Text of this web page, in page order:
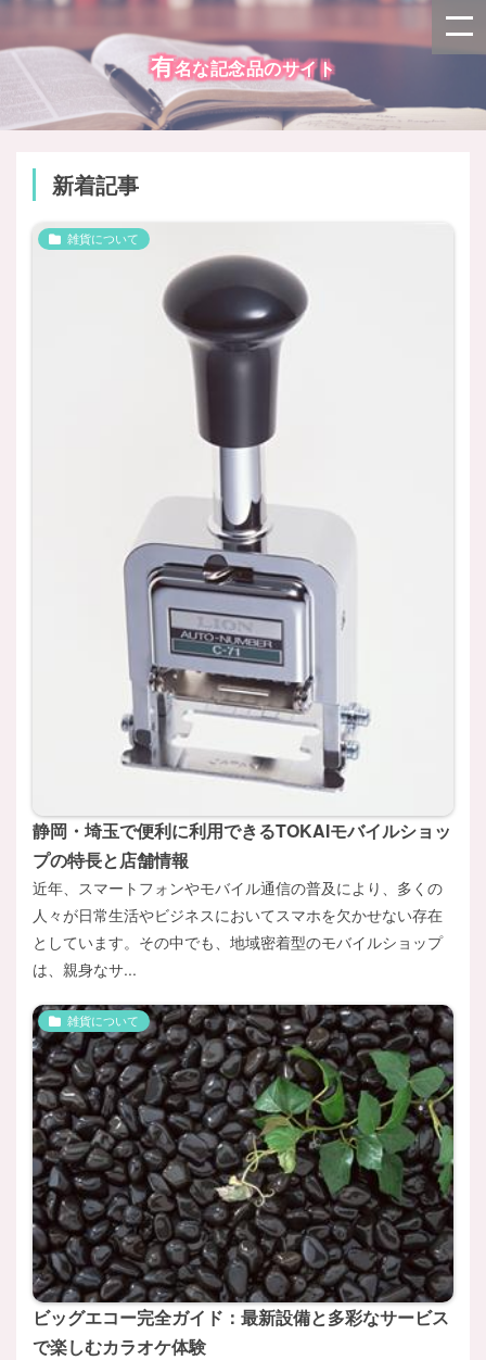
有名な記念品のサイト
新着記事
雑貨について
静岡・埼玉で便利に利用できるTOKAIモバイルショッ
プの特長と店舗情報
近年、スマートフォンやモバイル通信の普及により、多くの
人々が日常生活やビジネスにおいてスマホを欠かせない存在
としています。その中でも、地域密着型のモバイルショップ
は、親身なサ...
雑貨について
ビッグエコー完全ガイド：最新設備と多彩なサービス
で楽しむカラオケ体験